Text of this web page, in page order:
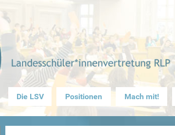
Die LSV Positionen Mach mit!